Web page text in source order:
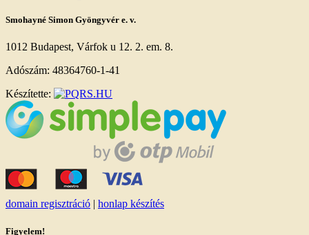
Smohayné Simon Gyöngyvér e. v.
1012 Budapest, Várfok u 12. 2. em. 8.
Adószám: 48364760-1-41
Készítette:
domain regisztráció | honlap készítés
Figyelem!